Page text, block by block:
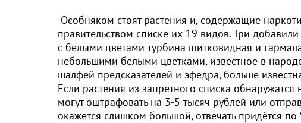
Особняком стоят растения и, содержащие
правительством списке их 19 видов. Три
с белыми цветами турбина щитковидная и
небольшими белыми цветками, известное в
шалфей предсказателей и эфедра, больше
Если растения из запретного списка
могут оштрафовать на 3-5 тысяч рублей или
окажется слишком большой, отвечать придётся по